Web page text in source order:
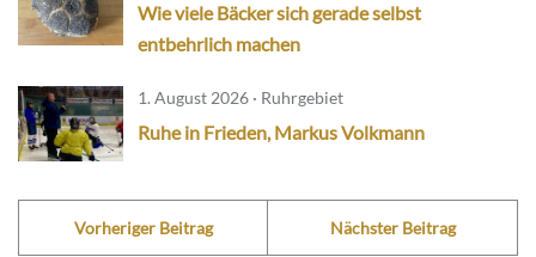
Wie viele Bäcker sich gerade selbst
entbehrlich machen
1. August 2026 · Ruhrgebiet
Ruhe in Frieden, Markus Volkmann
Vorheriger Beitrag Nächster Beitrag